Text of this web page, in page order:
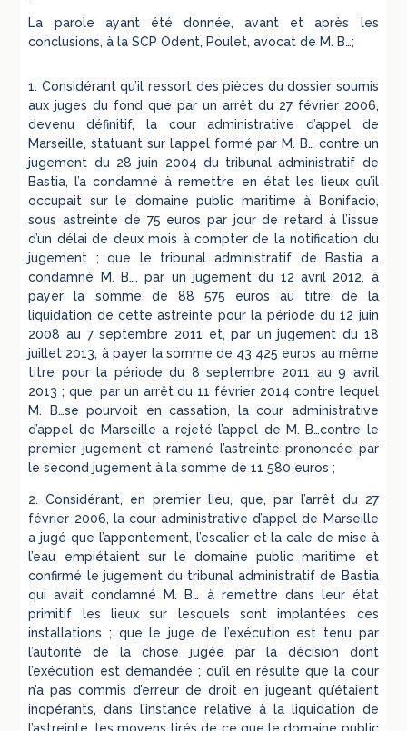
La parole ayant été donnée, avant et après les
conclusions, à la SCP Odent, Poulet, avocat de M. B…;
1. Considérant qu’il ressort des pièces du dossier soumis
aux juges du fond que par un arrêt du 27 février 2006,
devenu définitif, la cour administrative d’appel de
Marseille, statuant sur l’appel formé par M. B… contre un
jugement du 28 juin 2004 du tribunal administratif de
Bastia, l’a condamné à remettre en état les lieux qu’il
occupait sur le domaine public maritime à Bonifacio,
sous astreinte de 75 euros par jour de retard à l’issue
d’un délai de deux mois à compter de la notification du
jugement ; que le tribunal administratif de Bastia a
condamné M. B…, par un jugement du 12 avril 2012, à
payer la somme de 88 575 euros au titre de la
liquidation de cette astreinte pour la période du 12 juin
2008 au 7 septembre 2011 et, par un jugement du 18
juillet 2013, à payer la somme de 43 425 euros au même
titre pour la période du 8 septembre 2011 au 9 avril
2013 ; que, par un arrêt du 11 février 2014 contre lequel
M. B…se pourvoit en cassation, la cour administrative
d’appel de Marseille a rejeté l’appel de M. B…contre le
premier jugement et ramené l’astreinte prononcée par
le second jugement à la somme de 11 580 euros ;
2. Considérant, en premier lieu, que, par l’arrêt du 27
février 2006, la cour administrative d’appel de Marseille
a jugé que l’appontement, l’escalier et la cale de mise à
l’eau empiétaient sur le domaine public maritime et
confirmé le jugement du tribunal administratif de Bastia
qui avait condamné M. B… à remettre dans leur état
primitif les lieux sur lesquels sont implantées ces
installations ; que le juge de l’exécution est tenu par
l’autorité de la chose jugée par la décision dont
l’exécution est demandée ; qu’il en résulte que la cour
n’a pas commis d’erreur de droit en jugeant qu’étaient
inopérants, dans l’instance relative à la liquidation de